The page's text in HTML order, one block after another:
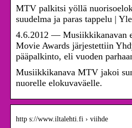
MTV palkitsi yöllä
suudelma ja paras tappelu |
4.6.2012 — Musiikkikanavan
Movie Awards järjestettiin
pääpalkinto, eli vuoden
Musiikkikanava MTV jakoi
nuorelle elokuvaväelle.
http s://www.iltalehti.fi › viihde